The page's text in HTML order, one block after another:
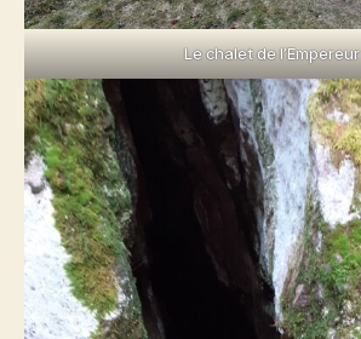
Le chalet de l’Empereur